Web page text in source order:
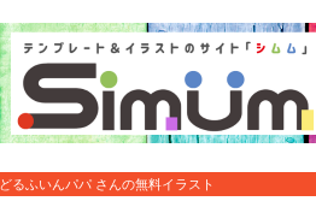
どるふいんパパ さんの無料イラスト